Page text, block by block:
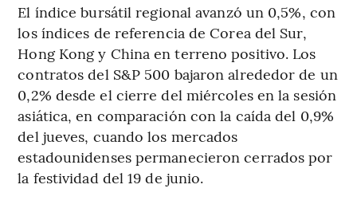
El índice bursátil regional avanzó un 0,5%, con
los índices de referencia de Corea del Sur,
Hong Kong y China en terreno positivo. Los
contratos del S&P 500 bajaron alrededor de un
0,2% desde el cierre del miércoles en la sesión
asiática, en comparación con la caída del 0,9%
del jueves, cuando los mercados
estadounidenses permanecieron cerrados por
la festividad del 19 de junio.